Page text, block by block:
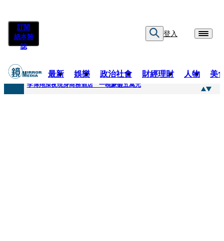
訂閱
紙本雜
誌
登入
最新 娛樂 政治社會 財經理財 人物 美
快訊
李博翔深夜現身商務酒店 一晚豪砸五萬元